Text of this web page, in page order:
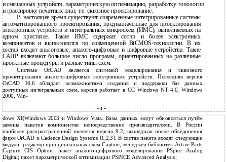
исмешанных устройств, параметрическую оптимизацию, разработку топологии
итрассировку печатных плат, т.е. сквозное проектирование.
В настоящее время существуют современные интегрированные системы
автоматизированного проектирования, предназначенные для проектирования
электронных устройств и интегральных микросхем (ИМС), выполняемых на
одном кристалле. Такие ИМС содержат сотни и более электронных
компонентов и выполняются по совмещенной BiCMOS-технологии. В их
состав входят аналоговые, аналого-цифровые и цифровые устройства. Такие
САПР включают большое число программ, ориентированных на различные
проектные процедуры и разные типы схем.
Система OrCAD является системой моделирования и сквозного
проектирования аналого-цифровых электронных устройств. Последняя версия
OrCAD 16.6 обладает возможностями создания и поддержки баз данных
доступных интегральных схем, версия работает в ОС Windows NT 4.0, Windows
2000, Win-
- 4 -
dows XP,Windows 2003 и Windows Vista. Базы данных могут обновляться путём
замены пакетов компонентов непосредственно производителями. В России
наиболее распространенной является версия 9.2, вышедшая после объединения
фирм OrCAD и Cadence Design Systems [1,2,3]. В состав пакета входят следующие
модули: редактор принципиальных схем Capture; менеджер библиотек Active Parts
Capture CIS Option; пакет аналого-цифрового моделирования PSpice Analog
Digital; пакет параметрической оптимизации PSPICE Аdvanced Аnalysis;